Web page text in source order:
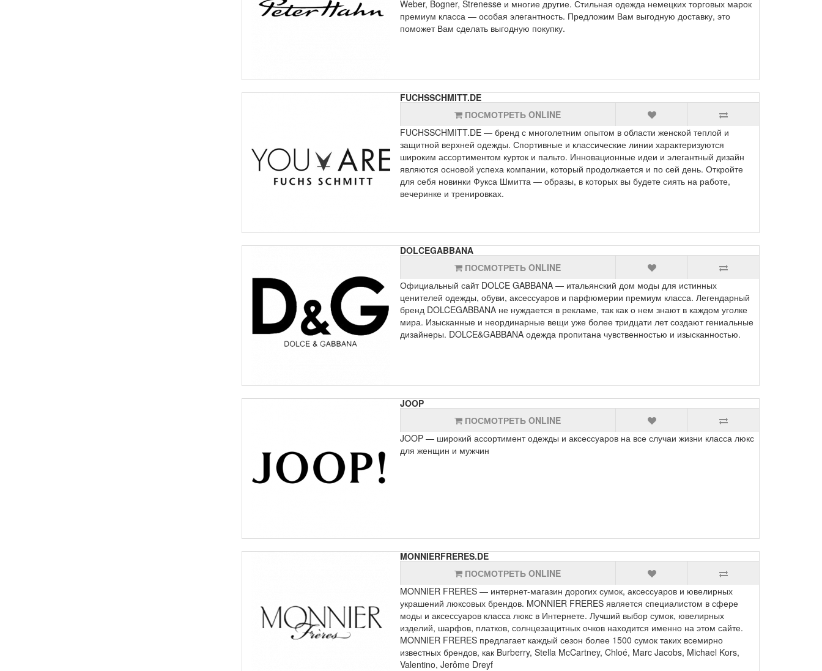
Weber, Bogner, Strenesse и многие другие. Стильная одежда немецких торговых марок
премиум класса — особая элегантность. Предложим Вам выгодную доставку, это
поможет Вам сделать выгодную покупку.
FUCHSSCHMITT.DE
ПОСМОТРЕТЬ ONLINE
FUCHSSCHMITT.DE — бренд с многолетним опытом в области женской теплой и
защитной верхней одежды. Спортивные и классические линии характеризуются
широким ассортиментом курток и пальто. Инновационные идеи и элегантный дизайн
являются основой успеха компании, который продолжается и по сей день. Откройте
для себя новинки Фукса Шмитта — образы, в которых вы будете сиять на работе,
вечеринке и тренировках.
DOLCEGABBANA
ПОСМОТРЕТЬ ONLINE
Официальный сайт DOLCE GABBANA — итальянский дом моды для истинных
ценителей одежды, обуви, аксессуаров и парфюмерии премиум класса. Легендарный
бренд DOLCEGABBANA не нуждается в рекламе, так как о нем знают в каждом уголке
мира. Изысканные и неординарные вещи уже более тридцати лет создают гениальные
дизайнеры. DOLCE&GABBANA одежда пропитана чувственностью и изысканностью.
JOOP
ПОСМОТРЕТЬ ONLINE
JOOP — широкий ассортимент одежды и аксессуаров на все случаи жизни класса люкс
для женщин и мужчин
MONNIERFRERES.DE
ПОСМОТРЕТЬ ONLINE
MONNIER FRERES — интернет-магазин дорогих сумок, аксессуаров и ювелирных
украшений люксовых брендов. MONNIER FRERES является специалистом в сфере
моды и аксессуаров класса люкс в Интернете. Лучший выбор сумок, ювелирных
изделий, шарфов, платков, солнцезащитных очков находится именно на этом сайте.
MONNIER FRERES предлагает каждый сезон более 1500 сумок таких всемирно
известных брендов, как Burberry, Stella McCartney, Chloé, Marc Jacobs, Michael Kors,
Valentino, Jerôme Dreyf